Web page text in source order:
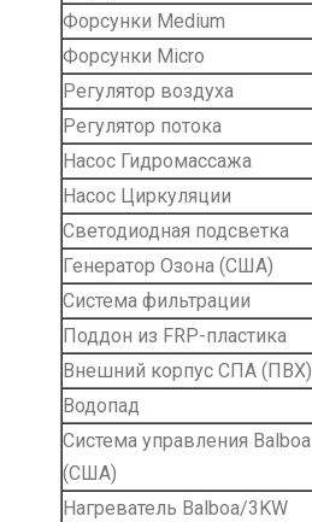
Форсунки Medium
Форсунки Micro
Регулятор воздуха
Регулятор потока
Насос Гидромассажа
Насос Циркуляции
Светодиодная подсветка
Генератор Озона (США)
Система фильтрации
Поддон из FRP-пластика
Внешний корпус СПА (ПВХ)
Водопад
Система управления Balboa
(США)
Нагреватель Balboa/3KW